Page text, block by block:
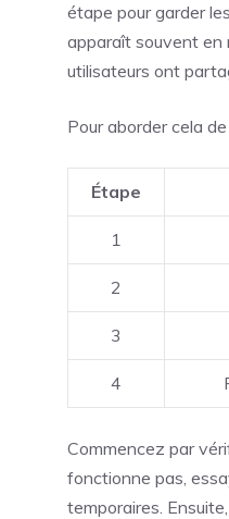
étape pour garder
apparaît souvent en
utilisateurs ont
Pour aborder cela
Étape
1
2
3
4
Commencez par
fonctionne pas,
temporaires.